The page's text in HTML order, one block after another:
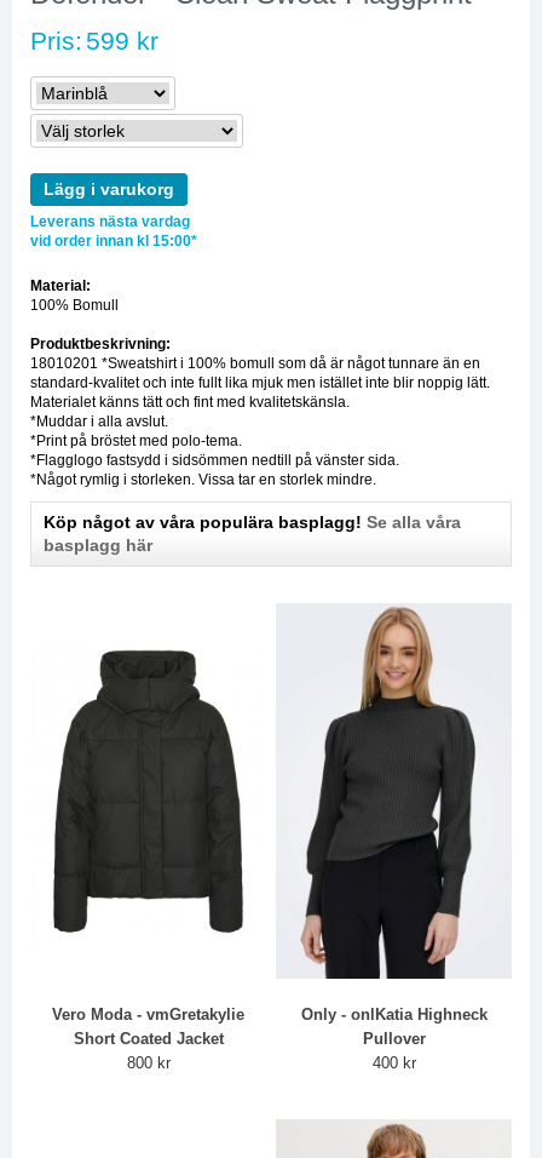
Pris: 599 kr
Lägg i varukorg
Leverans nästa vardag
vid order innan kl 15:00*
Material:
100% Bomull
Produktbeskrivning:
18010201 *Sweatshirt i 100% bomull som då är något tunnare än en
standard-kvalitet och inte fullt lika mjuk men istället inte blir noppig lätt.
Materialet känns tätt och fint med kvalitetskänsla.
*Muddar i alla avslut.
*Print på bröstet med polo-tema.
*Flagglogo fastsydd i sidsömmen nedtill på vänster sida.
*Något rymlig i storleken. Vissa tar en storlek mindre.
Köp något av våra populära basplagg! Se alla våra
basplagg här
Vero Moda - vmGretakylie
Short Coated Jacket
800 kr
Only - onlKatia Highneck
Pullover
400 kr